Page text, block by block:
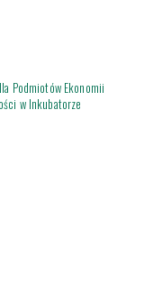
Podmiotów Ekonomii
w Inkubatorze